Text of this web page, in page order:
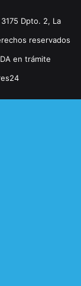
Dpto. 2, La
reservados
en trámite